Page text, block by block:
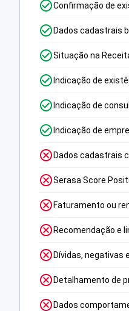
Confirmação de
Dados cadastrais
Situação na
Indicação de
Indicação de
Indicação de
Dados cadastrais
Serasa Score
Faturamento ou
Recomendação e
Dívidas, negativas
Detalhamento de
Dados